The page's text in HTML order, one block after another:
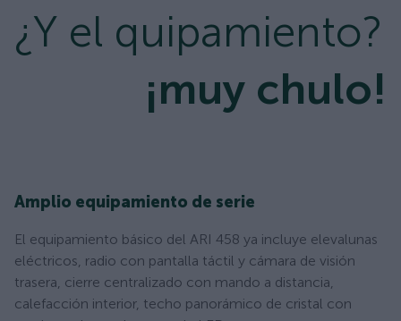
¿Y el quipamiento?
¡muy chulo!
Amplio equipamiento de serie
El equipamiento básico del ARI 458 ya incluye elevalunas
eléctricos, radio con pantalla táctil y cámara de visión
trasera, cierre centralizado con mando a distancia,
calefacción interior, techo panorámico de cristal con